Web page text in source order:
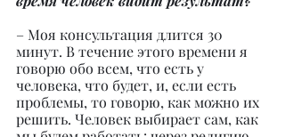
– Моя консультация длится 30
минут. В течение этого времени я
говорю обо всем, что есть у
человека, что будет, и, если есть
проблемы, то говорю, как можно их
решить. Человек выбирает сам, как